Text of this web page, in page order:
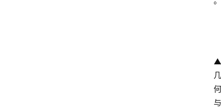
▲
几
何
与